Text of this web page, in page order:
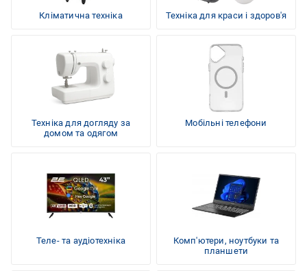
Кліматична техніка Техніка для краси і здоров'я
Техніка для догляду за
домом та одягом
Мобільні телефони
Теле- та аудіотехніка
Комп'ютери, ноутбуки та
планшети